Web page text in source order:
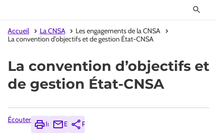
Accueil La CNSA
Les engagements de la CNSA
La convention d’objectifs et de gestion État-CNSA
La convention d’objectifs et
de gestion État-CNSA
Écouter
ImprimerEnvoyerPartager